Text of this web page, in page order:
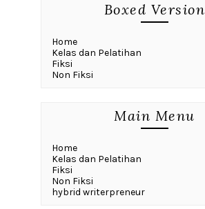
Boxed Version
Home
Kelas dan Pelatihan
Fiksi
Non Fiksi
Main Menu
Home
Kelas dan Pelatihan
Fiksi
Non Fiksi
hybrid writerpreneur